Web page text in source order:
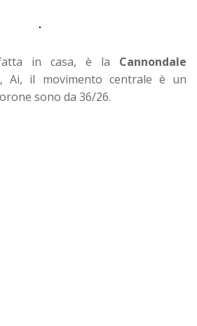
in casa, è la Cannondale
, Ai, il movimento centrale è un
sono da 36/26.